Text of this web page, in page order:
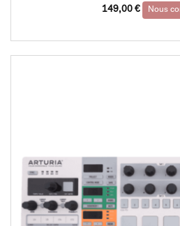
149,00 € Nous